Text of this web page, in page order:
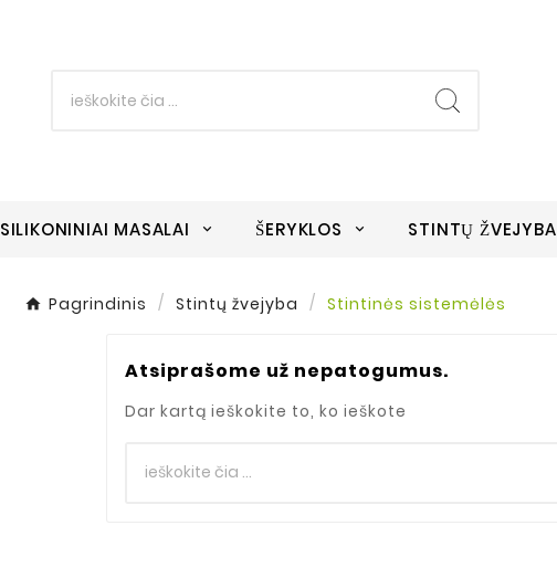
SILIKONINIAI MASALAI ŠERYKLOS STINTŲ ŽVEJYBA
Pagrindinis Stintų žvejyba Stintinės sistemėlės
Atsiprašome už nepatogumus.
Dar kartą ieškokite to, ko ieškote